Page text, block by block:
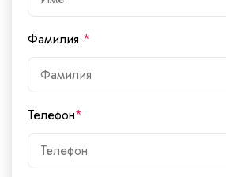
Фамилия *
Телефон*